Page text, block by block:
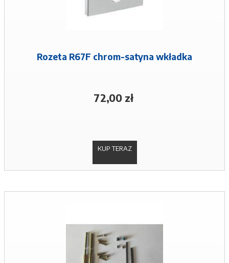
Rozeta R67F chrom-satyna wkładka
72,00 zł
KUP TERAZ